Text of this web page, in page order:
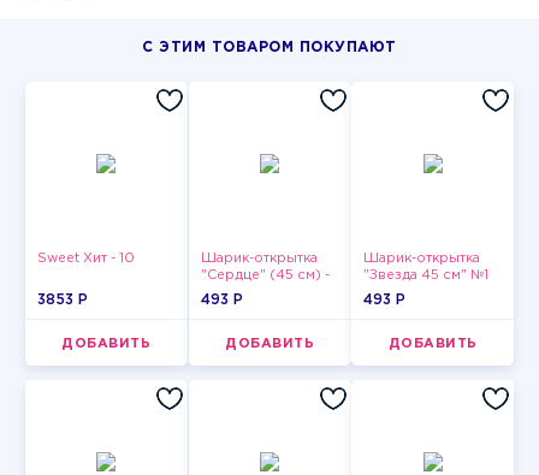
С ЭТИМ ТОВАРОМ ПОКУПАЮТ
Sweet Хит - 10
3853 P
ДОБАВИТЬ
Шарик-открытка
"Сердце" (45 см) -
2
493 P
ДОБАВИТЬ
Шарик-открытка
"Звезда 45 см" №1
493 P
ДОБАВИТЬ